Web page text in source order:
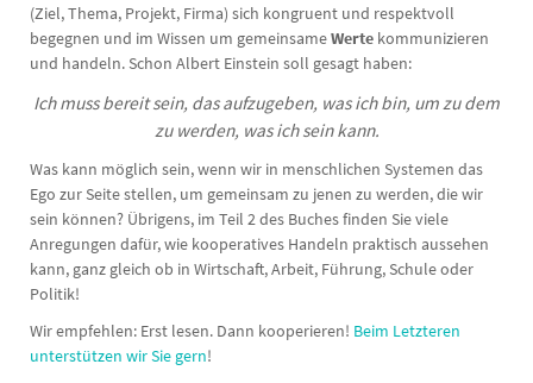
(Ziel, Thema, Projekt, Firma) sich kongruent und respektvoll
begegnen und im Wissen um gemeinsameWertekommunizieren
und handeln. Schon Albert Einstein soll gesagt haben:
Ich muss bereit sein, das aufzugeben, was ich bin, um zu dem
zu werden, was ich sein kann.
Was kann möglich sein, wenn wir in menschlichen Systemen das
Ego zur Seite stellen, um gemeinsam zu jenen zu werden, die wir
sein können? Übrigens, im Teil 2 des Buches finden Sie viele
Anregungen dafür, wie kooperatives Handeln praktisch aussehen
kann, ganz gleich ob in Wirtschaft, Arbeit, Führung, Schule oder
Politik!
Wir empfehlen: Erst lesen. Dann kooperieren! Beim Letzteren
unterstützen wir Sie gern!